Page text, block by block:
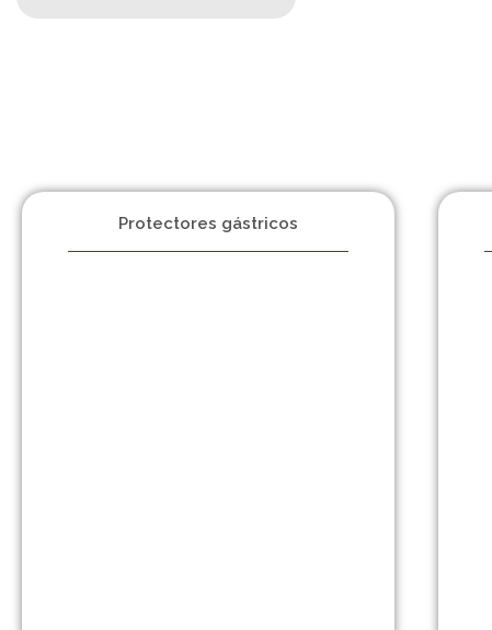
Protectores gástricos